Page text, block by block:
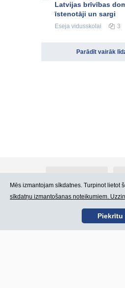
Latvijas brīvības
īstenotāji un sargi
Eseja vidusskolai 3
Parādīt vairāk
Kontakti
Mēs izmantojam sīkdatnes. Turpinot lietot
sīkdatņu izmantošanas noteikumiem.
Piekrītu